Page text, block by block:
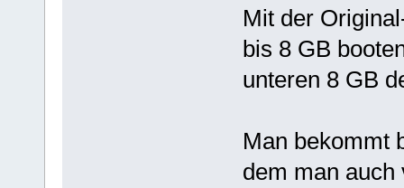
Mit der
bis 8 GB
unteren 8 GB
Man bekommt
dem man auch